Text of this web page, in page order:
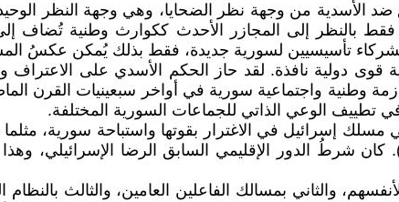
ضد الأسدية من وجهة نظر الضحايا، وهي وجهة النظر
بالنظر إلى المجازر الأحدث ككوارث وطنية تُضاف
تأسيسيين لسورية جديدة، فقط بذلك يُمكن عكسُ
أزمة وطنية واجتماعية سورية في أواخر سبعينيات
الوعي الذاتي للجماعات السورية المختلفة.
مسلك إسرائيل في الاغترار بقوتها واستباحة سورية،
صباح 28 تشرين الثاني (نوفمبر). كان شرطُ الدور الإقليمي السابق الرضا
والثاني بمسالك الفاعلين العامين، والثالث